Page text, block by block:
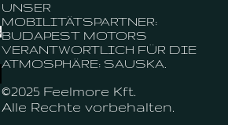
UNSER
MOBILITÄTSPARTNER:
BUDAPEST MOTORS
VERANTWORTLICH FÜR DIE
ATMOSPHÄRE: SAUSKA.
©2025 Feelmore Kft.
Alle Rechte vorbehalten.